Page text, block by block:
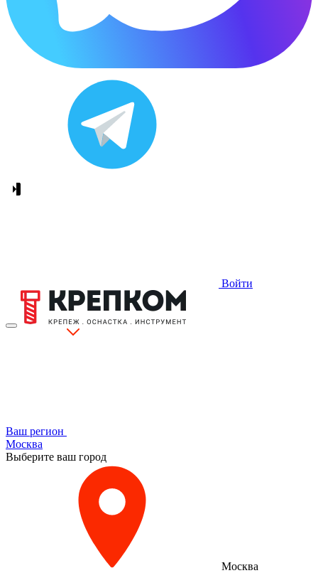
Войти
Ваш регион
Москва
Выберите ваш город
Москва